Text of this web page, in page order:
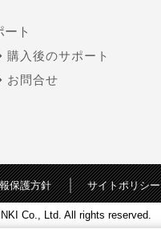
ート
購入後のサポート
お問合せ
保護方針 サイトポリシー
Co., Ltd. All rights reserved.